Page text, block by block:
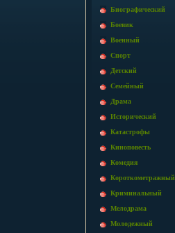
Биографический
Боевик
Военный
Спорт
Детский
Семейный
Драма
Исторический
Катастрофы
Киноповесть
Комедия
Короткометражный
Криминальный
Мелодрама
Молодежный